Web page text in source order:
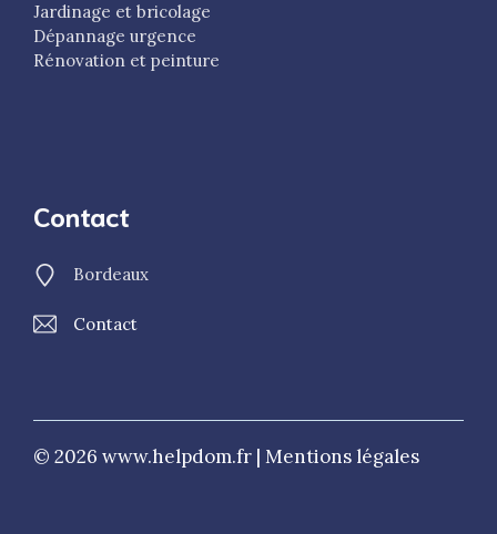
Jardinage et bricolage
Dépannage urgence
Rénovation et peinture
Contact
Bordeaux
Contact
© 2026 www.helpdom.fr | Mentions légales